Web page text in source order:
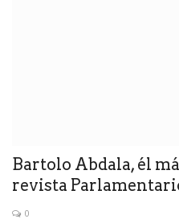
Bartolo Abdala, él
revista
0